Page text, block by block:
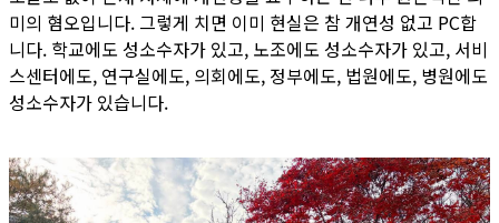
미의 혐오입니다. 그렇게 치면 이미 현실은 참 개연성 없고 PC합
니다. 학교에도 성소수자가 있고, 노조에도 성소수자가 있고, 서비
스센터에도, 연구실에도, 의회에도, 정부에도, 법원에도, 병원에도
성소수자가 있습니다.